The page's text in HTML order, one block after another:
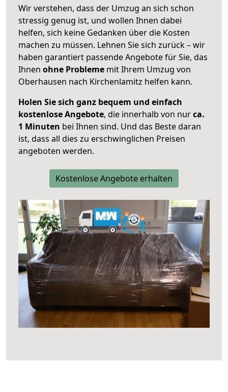
Wir verstehen, dass der Umzug an sich schon
stressig genug ist, und wollen Ihnen dabei
helfen, sich keine Gedanken über die Kosten
machen zu müssen. Lehnen Sie sich zurück – wir
haben garantiert passende Angebote für Sie, das
Ihnen ohne Probleme mit Ihrem Umzug von
Oberhausen nach Kirchenlamitz helfen kann.
Holen Sie sich ganz bequem und einfach
kostenlose Angebote, die innerhalb von nurca.
1 Minuten bei Ihnen sind. Und das Beste daran
ist, dass all dies zu erschwinglichen Preisen
angeboten werden.
Kostenlose Angebote erhalten